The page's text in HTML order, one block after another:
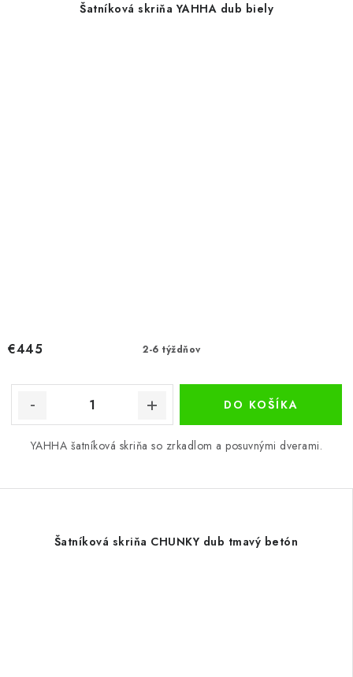
Šatníková skriňa YAHHA dub biely
2-6 týždňov
€445
DO KOŠÍKA
YAHHA šatníková skriňa so zrkadlom a posuvnými dverami.
Šatníková skriňa CHUNKY dub tmavý betón